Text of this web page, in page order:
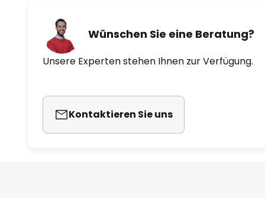
Wünschen Sie eine Beratung?
Unsere Experten stehen Ihnen zur Verfügung.
Kontaktieren Sie uns